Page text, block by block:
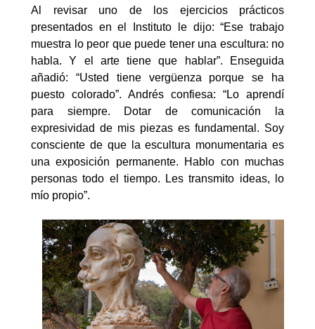
Al revisar uno de los ejercicios prácticos
presentados en el Instituto le dijo: “Ese trabajo
muestra lo peor que puede tener una escultura: no
habla. Y el arte tiene que hablar”. Enseguida
añadió: “Usted tiene vergüenza porque se ha
puesto colorado”. Andrés confiesa: “Lo aprendí
para siempre. Dotar de comunicación la
expresividad de mis piezas es fundamental. Soy
consciente de que la escultura monumentaria es
una exposición permanente. Hablo con muchas
personas todo el tiempo. Les transmito ideas, lo
mío propio”.